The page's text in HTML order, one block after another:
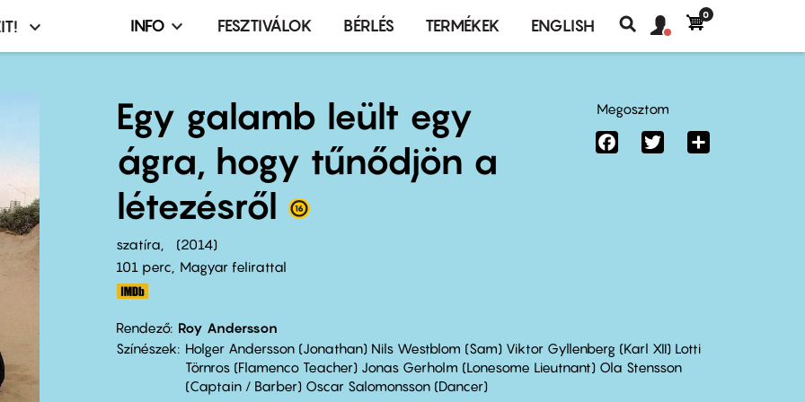
Infó,
terembérlés
menü
INFO FESZTIVÁLOK BÉRLÉS TERMÉKEK ENGLISH
Keresés
fiók
Felhasználói
0
Egy galamb leült egy
ágra, hogy tűnődjön a
létezésről
szatíra
2014
101 perc,
Magyar felirattal
Rendező Roy Andersson
Színészek
Holger Andersson (Jonathan) Nils Westblom (Sam) Viktor Gyllenberg (Karl XII) Lotti
Törnros (Flamenco Teacher) Jonas Gerholm (Lonesome Lieutnant) Ola Stensson
(Captain / Barber) Oscar Salomonsson (Dancer)
Megosztom
FacebookTwitter